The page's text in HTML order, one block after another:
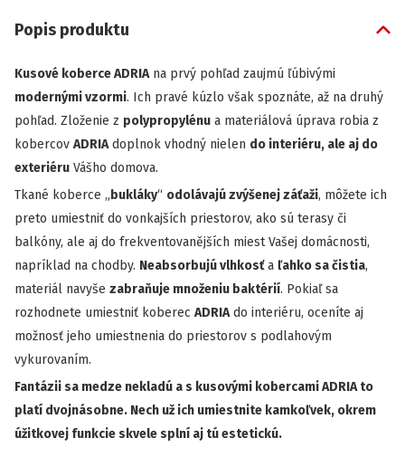
Popis produktu
Kusové koberce ADRIAna prvý pohľad zaujmú ľúbivými
modernými vzormi. Ich pravé kúzlo však spoznáte, až na druhý
pohľad. Zloženie z polypropylénu a materiálová úprava robia z
kobercov ADRIAdoplnok vhodný nielen do interiéru, ale aj do
exteriéru Vášho domova.
Tkané koberce „bukláky“ odolávajú zvýšenej záťaži, môžete ich
preto umiestniť do vonkajších priestorov, ako sú terasy či
balkóny, ale aj do frekventovanějších miest Vašej domácnosti,
napríklad na chodby. Neabsorbujú vlhkosťa ľahko sa čistia,
materiál navyše zabraňuje množeniu baktérií. Pokiaľ sa
rozhodnete umiestniť koberec ADRIAdo interiéru, oceníte aj
možnosť jeho umiestnenia do priestorov s podlahovým
vykurovaním.
Fantázii sa medze nekladú a s kusovými kobercami ADRIA to
platí dvojnásobne. Nech už ich umiestnite kamkoľvek, okrem
úžitkovej funkcie skvele splní aj tú estetickú.